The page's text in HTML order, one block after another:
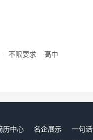
造一个洁净舒适的手术空
。 作为现代化专业的女子
计算机管理、全程质量控
不限要求 高中
历中心 名企展示 一句